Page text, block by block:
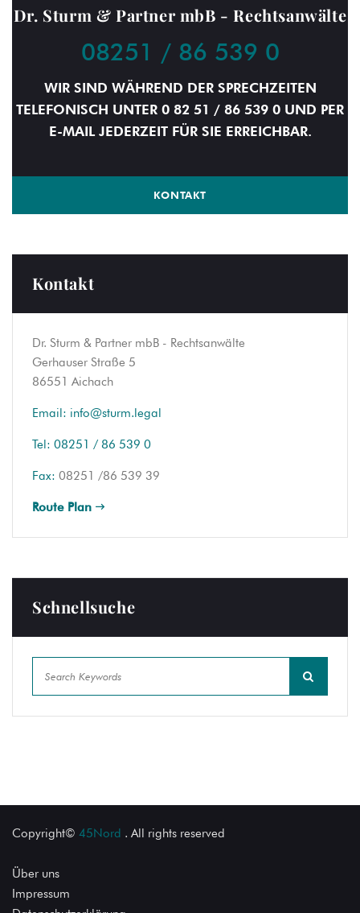
Dr. Sturm & Partner mbB - Rechtsanwälte
08251 / 86 539 0
WIR SIND WÄHREND DER SPRECHZEITEN
TELEFONISCH UNTER 0 82 51 / 86 539 0 UND PER
E-MAIL JEDERZEIT FÜR SIE ERREICHBAR.
KONTAKT
Kontakt
Dr. Sturm & Partner mbB - Rechtsanwälte
Gerhauser Straße 5
86551 Aichach
Email: info@sturm.legal
Tel: 08251 / 86 539 0
Fax: 08251 /86 539 39
Route Plan
Schnellsuche
Copyright© 45Nord . All rights reserved
Über uns
Impressum